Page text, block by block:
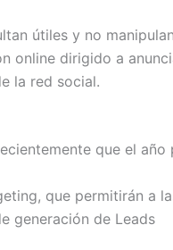
útiles y no
online dirigido a
la red social.
que el
que permitirán a
generación de Leads